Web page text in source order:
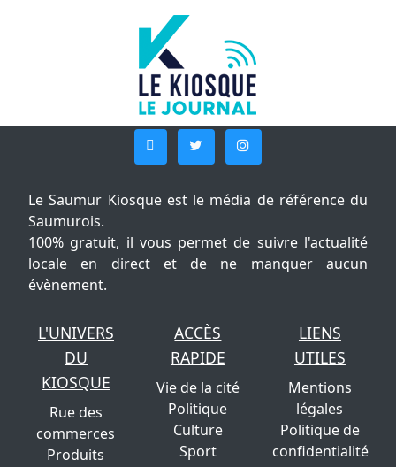
Le Saumur Kiosque est le média de référence du
Saumurois.
100% gratuit, il vous permet de suivre l'actualité
locale en direct et de ne manquer aucun
évènement.
L'UNIVERS
DU
KIOSQUE
Rue des
commerces
Produits
ACCÈS
RAPIDE
Vie de la cité
Politique
Culture
Sport
LIENS
UTILES
Mentions
légales
Politique de
confidentialité